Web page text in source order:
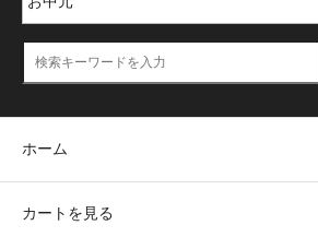
ホーム
カートを見る